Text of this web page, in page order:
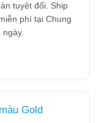
tuyệt đối. Ship
phí tại Chung
Gold